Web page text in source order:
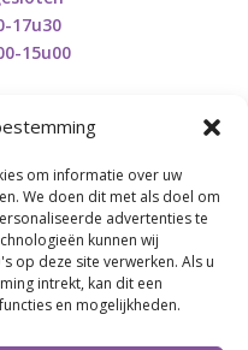
om informatie over uw
We doen dit met als doel om
advertenties te
kunnen wij
op deze site verwerken. Als u
intrekt, kan dit een
en mogelijkheden.
17u30
15u00